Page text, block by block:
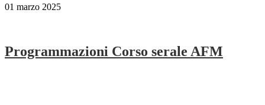
01 marzo 2025
Programmazioni Corso serale AFM